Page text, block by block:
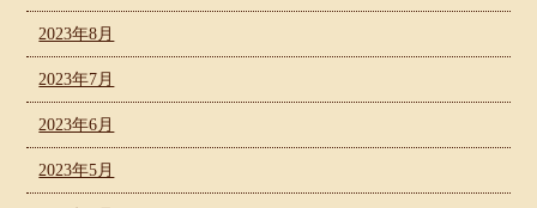
2023年8月
2023年7月
2023年6月
2023年5月